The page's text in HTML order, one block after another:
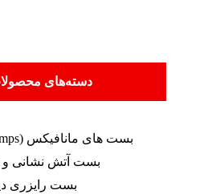
دسته‌های
بست های مانافیکس (Manafix Clamps)
بست آتش نشانی و
بست رایزری